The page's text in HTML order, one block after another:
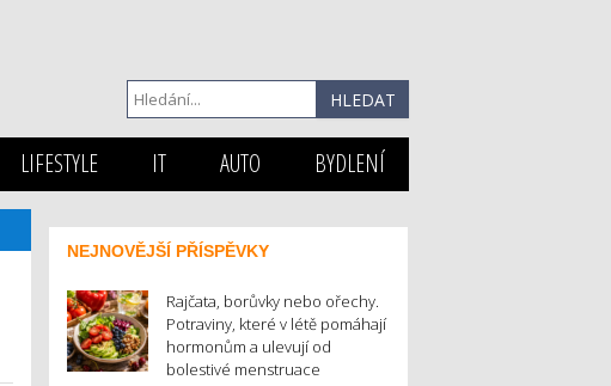
LIFESTYLE IT AUTO BYDLENÍ
NEJNOVĚJŠÍ PŘÍSPĚVKY
Rajčata, borůvky nebo ořechy.
Potraviny, které v létě pomáhají
hormonům a ulevují od
bolestivé menstruace